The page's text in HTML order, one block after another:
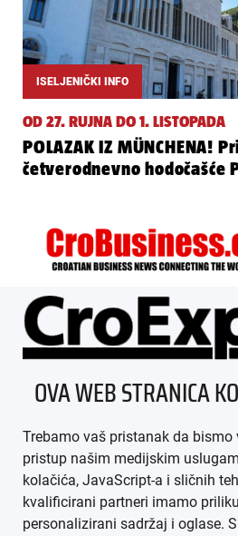
ISELJENIČKI INFO
OD 27. RUJNA DO 1. LISTOPADA
POLAZAK IZ MÜNCHENA!
četverodnevno hodočašće
ÜBER
AGB
OVA WEB STRANICA
Trebamo vaš pristanak da
pristup našim medijskim
kolačića, JavaScript-a i sličnih
kvalificirani partneri imamo
personalizirani sadržaj i oglase.